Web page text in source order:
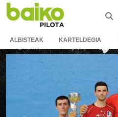
ALBISTEAK KARTELDEGIA